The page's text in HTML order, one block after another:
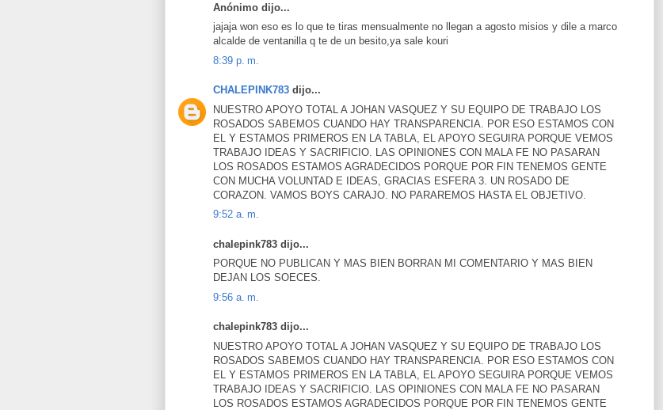
Anónimo dijo...
jajaja won eso es lo que te tiras mensualmente no llegan a agosto misios y dile a marco
alcalde de ventanilla q te de un besito,ya sale kouri
8:39 p. m.
CHALEPINK783 dijo...
NUESTRO APOYO TOTAL A JOHAN VASQUEZ Y SU EQUIPO DE TRABAJO LOS
ROSADOS SABEMOS CUANDO HAY TRANSPARENCIA. POR ESO ESTAMOS CON
EL Y ESTAMOS PRIMEROS EN LA TABLA, EL APOYO SEGUIRA PORQUE VEMOS
TRABAJO IDEAS Y SACRIFICIO. LAS OPINIONES CON MALA FE NO PASARAN
LOS ROSADOS ESTAMOS AGRADECIDOS PORQUE POR FIN TENEMOS GENTE
CON MUCHA VOLUNTAD E IDEAS, GRACIAS ESFERA 3. UN ROSADO DE
CORAZON. VAMOS BOYS CARAJO. NO PARAREMOS HASTA EL OBJETIVO.
9:52 a. m.
chalepink783 dijo...
PORQUE NO PUBLICAN Y MAS BIEN BORRAN MI COMENTARIO Y MAS BIEN
DEJAN LOS SOECES.
9:56 a. m.
chalepink783 dijo...
NUESTRO APOYO TOTAL A JOHAN VASQUEZ Y SU EQUIPO DE TRABAJO LOS
ROSADOS SABEMOS CUANDO HAY TRANSPARENCIA. POR ESO ESTAMOS CON
EL Y ESTAMOS PRIMEROS EN LA TABLA, EL APOYO SEGUIRA PORQUE VEMOS
TRABAJO IDEAS Y SACRIFICIO. LAS OPINIONES CON MALA FE NO PASARAN
LOS ROSADOS ESTAMOS AGRADECIDOS PORQUE POR FIN TENEMOS GENTE